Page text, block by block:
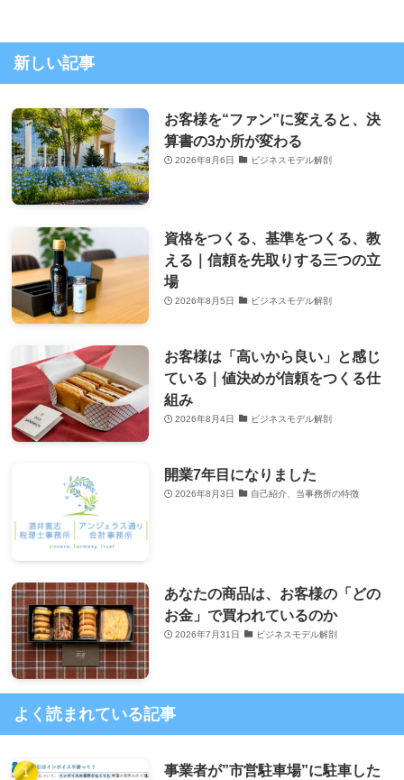
新しい記事
お客様を“ファン”に変えると、決
算書の3か所が変わる
2026年8月6日 ビジネスモデル解剖
資格をつくる、基準をつくる、教
える｜信頼を先取りする三つの立
場
2026年8月5日 ビジネスモデル解剖
お客様は「高いから良い」と感じ
ている｜値決めが信頼をつくる仕
組み
2026年8月4日 ビジネスモデル解剖
開業7年目になりました
2026年8月3日 自己紹介、当事務所の特徴
あなたの商品は、お客様の「どの
お金」で買われているのか
2026年7月31日 ビジネスモデル解剖
よく読まれている記事
事業者が”市営駐車場”に駐車した